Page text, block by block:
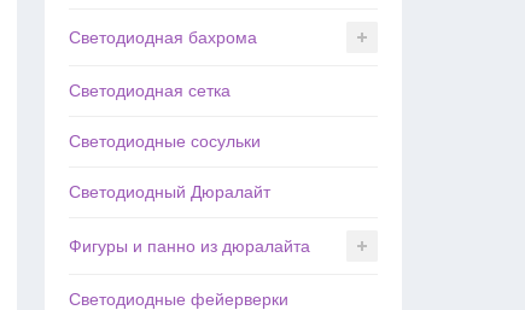
Светодиодная бахрома
Светодиодная сетка
Светодиодные сосульки
Светодиодный Дюралайт
Фигуры и панно из дюралайта
Светодиодные фейерверки